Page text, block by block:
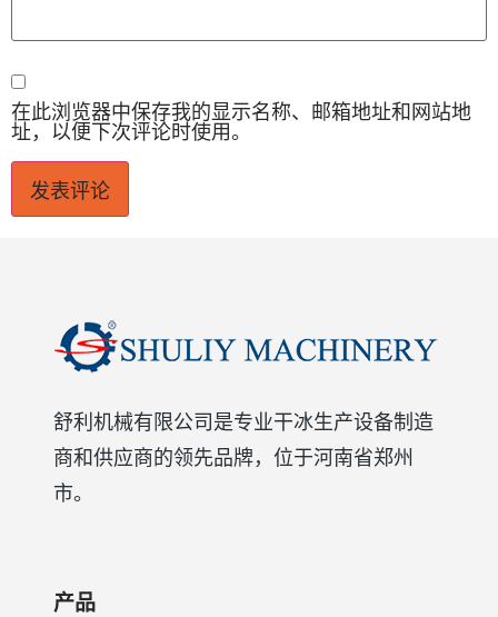
在此浏览器中保存我的显示名称、邮箱地址和网站地
址，以便下次评论时使用。
舒利机械有限公司是专业干冰生产设备制造
商和供应商的领先品牌，位于河南省郑州
市。
产品